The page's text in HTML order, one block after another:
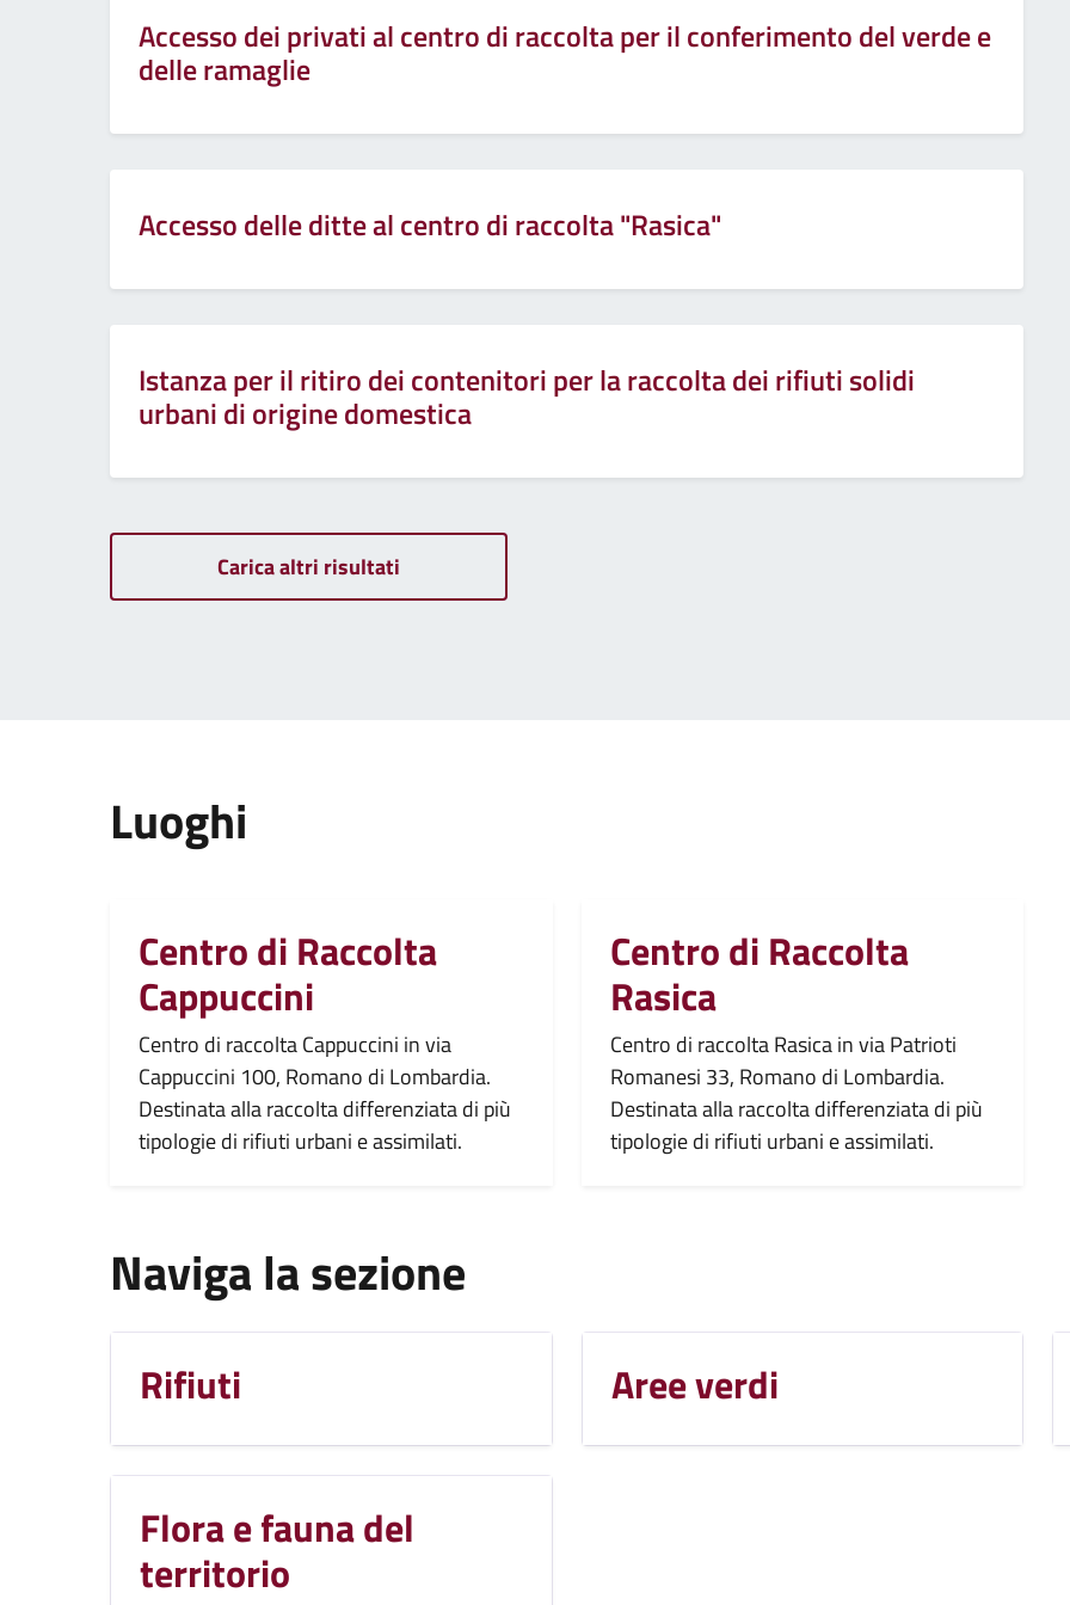
Accesso dei privati al centro di raccolta per il conferimento del verde e
delle ramaglie
Accesso delle ditte al centro di raccolta "Rasica"
Istanza per il ritiro dei contenitori per la raccolta dei rifiuti solidi
urbani di origine domestica
Carica altri risultati
Luoghi
Centro di Raccolta
Cappuccini
Centro di raccolta Cappuccini in via
Cappuccini 100, Romano di Lombardia.
Destinata alla raccolta differenziata di più
tipologie di rifiuti urbani e assimilati.
Centro di Raccolta
Rasica
Centro di raccolta Rasica in via Patrioti
Romanesi 33, Romano di Lombardia.
Destinata alla raccolta differenziata di più
tipologie di rifiuti urbani e assimilati.
Naviga la sezione
Rifiuti Aree verdi
Flora e fauna del
territorio